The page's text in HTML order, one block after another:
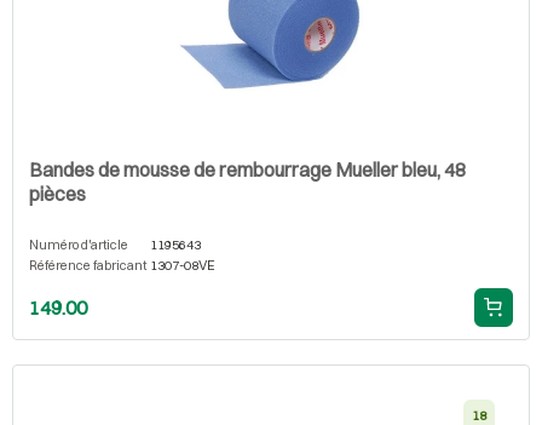
Bandes de mousse de rembourrage Mueller bleu, 48
pièces
Numéro d'article
1195643
Référence fabricant 1307-08VE
149.00
18